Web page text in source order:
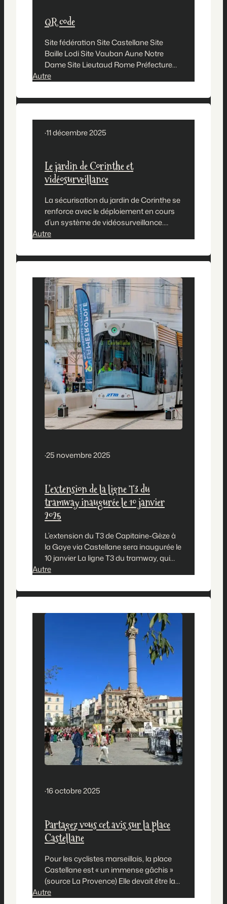
QR code
Site fédération Site Castellane Site
Baille Lodi Site Vauban Aune Notre
Dame Site Lieutaud Rome Préfecture
Puget Site ND du Mont Plaine Julien Site
Paradis E. Rostand Site ND J.Moulet
Autre
·11 décembre 2025
Le jardin de Corinthe et
vidéosurveillance
La sécurisation du jardin de Corinthe se
renforce avec le déploiement en cours
d’un système de vidéosurveillance.
Deux caméras sont en cours
pour sécuriser l’entrée du parc, la
Corinthe et du boulevard Vincent
Delpuech
Autre
·25 novembre 2025
L’extension de la ligne T3 du
tramway inaugurée le 10 janvier
2025
L’extension du T3 de Capitaine-Gèze à
la Gaye via Castellane sera inaugurée le
10 janvier La ligne T3 du tramway, qui
circule actuellement entre Arenc et la
sur 1,8 km jusqu’à Capitaine-Gèze, en
de lignes de bus.
Autre
·16 octobre 2025
Partagez vous cet avis sur la place
Castellane
Pour les cyclistes marseillais, la place
Castellane est « un immense gâchis »
(source La Provence) Elle devait être la
place du XXIe siècle, avec « des
Autre